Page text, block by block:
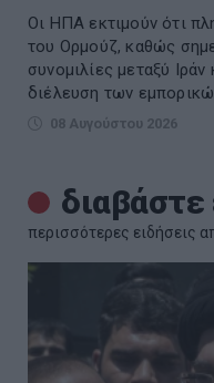
Οι ΗΠΑ εκτιμούν ότι
του Ορμούζ, καθώς
συνομιλίες μεταξύ
διέλευση των
08 Αυγούστου 2026
διαβάστε
περισσότερες ειδήσεις